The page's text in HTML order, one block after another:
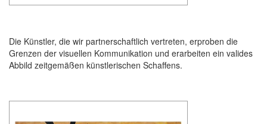
Die Künstler, die wir partnerschaftlich vertreten, erproben die
Grenzen der visuellen Kommunikation und erarbeiten ein valides
Abbild zeitgemäßen künstlerischen Schaffens.